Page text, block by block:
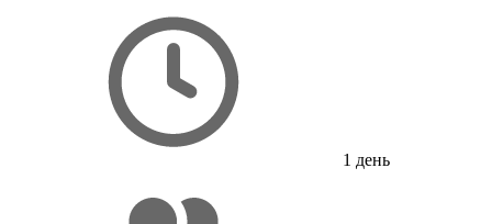
1 день